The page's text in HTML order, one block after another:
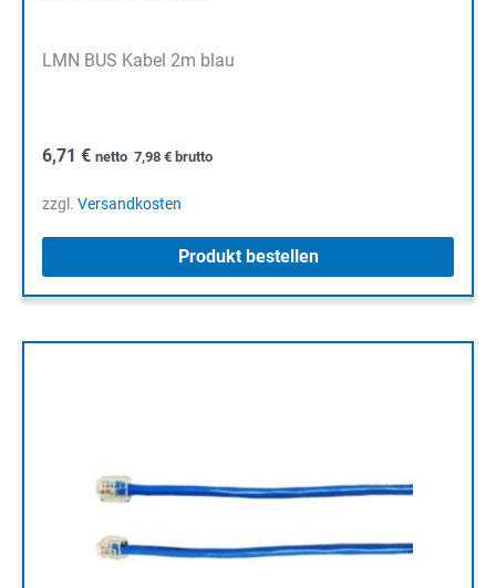
LMN BUS Kabel 2m blau
6,71 € netto 7,98 € brutto
zzgl. Versandkosten
Produkt bestellen